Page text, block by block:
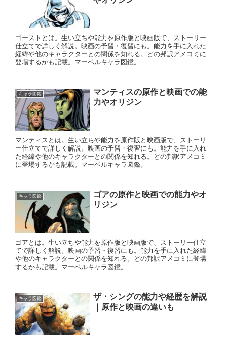
ゴーストとは。生い立ちや能力を原作版と映画版で、ストーリー
仕立てで詳しく解説。映画の予習・復習にも。能力を手に入れた
経緯や他のキャラクターとの関係を知れる。どの邦訳アメコミに
登場するかも記載。マーベルキャラ図鑑。
キャラ図鑑
マンティスの原作と映画での能
力やオリジン
マンティスとは。生い立ちや能力を原作版と映画版で、ストーリ
ー仕立てで詳しく解説。映画の予習・復習にも。能力を手に入れ
た経緯や他のキャラクターとの関係を知れる。どの邦訳アメコミ
に登場するかも記載。マーベルキャラ図鑑。
キャラ図鑑
ゴアの原作と映画での能力やオ
リジン
ゴアとは。生い立ちや能力を原作版と映画版で、ストーリー仕立
てで詳しく解説。映画の予習・復習にも。能力を手に入れた経緯
や他のキャラクターとの関係を知れる。どの邦訳アメコミに登場
するかも記載。マーベルキャラ図鑑。
キャラ図鑑
ザ・シングの能力や経歴を解説
｜原作と映画の違いも